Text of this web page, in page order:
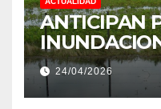
ANTICIPAN
EXTREMOS:
NIÑO MUY
24/04/2026